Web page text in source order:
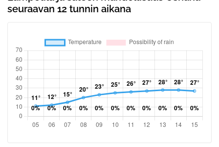
seuraavan 12 tunnin aikana